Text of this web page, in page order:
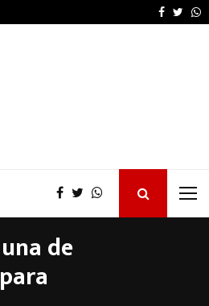
Frigerio inauguró la
de